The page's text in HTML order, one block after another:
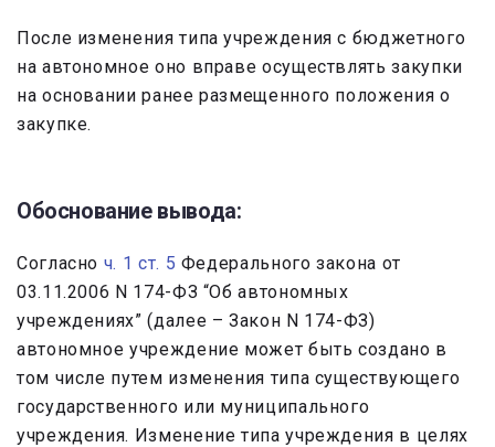
После изменения типа учреждения с бюджетного
на автономное оно вправе осуществлять закупки
на основании ранее размещенного положения о
закупке.
Обоснование вывода:
Согласно ч. 1 ст. 5 Федерального закона от
03.11.2006 N 174-ФЗ “Об автономных
учреждениях” (далее – Закон N 174-ФЗ)
автономное учреждение может быть создано в
том числе путем изменения типа существующего
государственного или муниципального
учреждения. Изменение типа учреждения в целях